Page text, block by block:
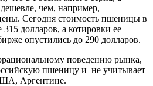
чем, например,
Сегодня стоимость пшеницы в
315 долларов, а котировки ее
опустились до 290 долларов.
поведению рынка,
пшеницу и не учитывает
Аргентине.